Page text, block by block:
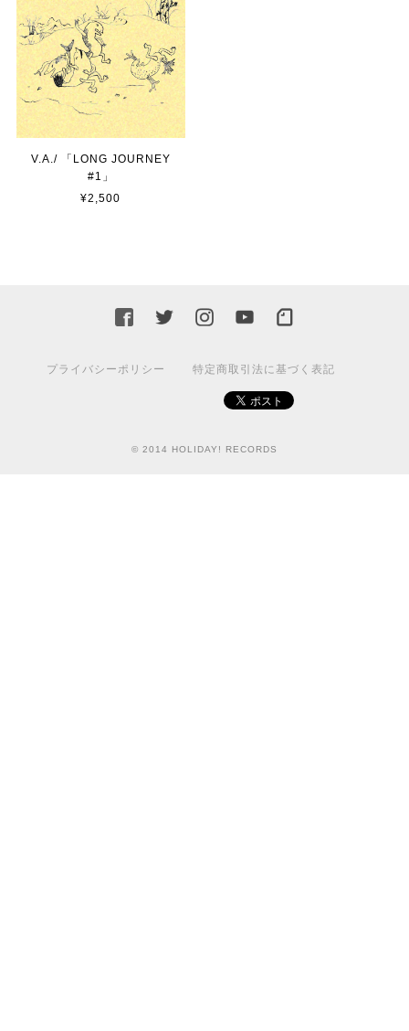
V.A./ 「LONG JOURNEY
#1」
¥2,500
プライバシーポリシー 特定商取引法に基づく表記
© 2014 HOLIDAY! RECORDS